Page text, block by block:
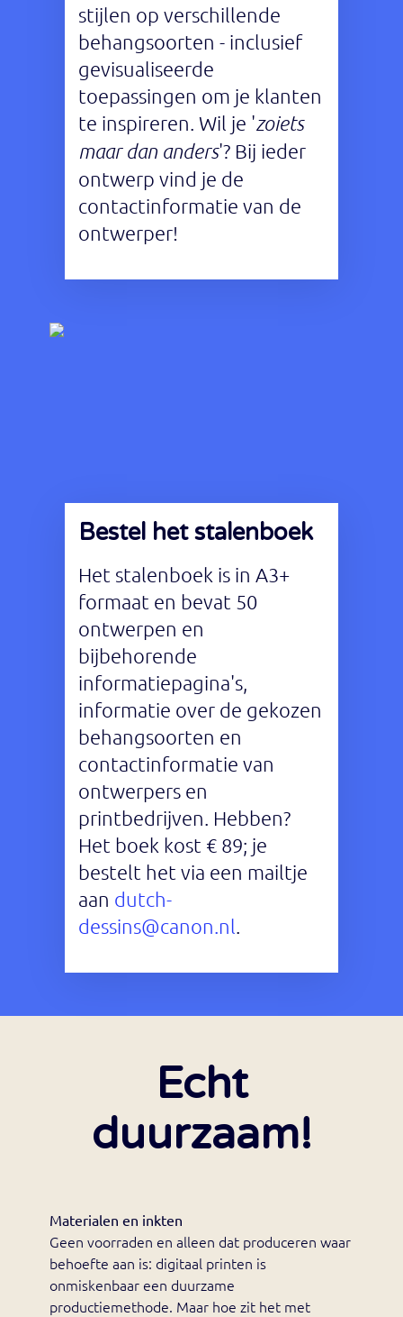
stijlen op verschillende
behangsoorten - inclusief
gevisualiseerde
toepassingen om je klanten
te inspireren. Wil je 'zoiets
maar dan anders'? Bij ieder
ontwerp vind je de
contactinformatie van de
ontwerper!
Bestel het stalenboek
Het stalenboek is in A3+
formaat en bevat 50
ontwerpen en
bijbehorende
informatiepagina's,
informatie over de gekozen
behangsoorten en
contactinformatie van
ontwerpers en
printbedrijven. Hebben?
Het boek kost € 89; je
bestelt het via een mailtje
aan dutch-
dessins@canon.nl
Echt
duurzaam!
Materialen en inkten
Geen voorraden en alleen dat produceren waar
behoefte aan is: digitaal printen is
onmiskenbaar een duurzame
productiemethode. Maar hoe zit het met